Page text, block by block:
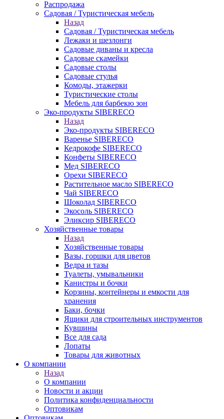
Распродажа
Садовая / Туристическая мебель
Назад
Садовая / Туристическая мебель
Лежаки и шезлонги
Садовые диваны и кресла
Садовые скамейки
Садовые столы
Садовые стулья
Комоды, этажерки
Туристические столы
Мебель для барбекю зон
Эко-продукты SIBERECO
Назад
Эко-продукты SIBERECO
Варенье SIBERECO
Кедрокофе SIBERECO
Конфеты SIBERECO
Мед SIBERECO
Орехи SIBERECO
Растительное масло SIBERECO
Чай SIBERECO
Шоколад SIBERECO
Экосоль SIBERECO
Эликсир SIBERECO
Хозяйственные товары
Назад
Хозяйственные товары
Вазы, горшки для цветов
Ведра и тазы
Туалеты, умывальники
Канистры и бочки
Корзины, контейнеры и емкости для
хранения
Баки, бочки
Ящики для строительных инструментов
Кувшины
Все для сада
Лопаты
Товары для животных
О компании
Назад
О компании
Новости и акции
Политика конфиденциальности
Оптовикам